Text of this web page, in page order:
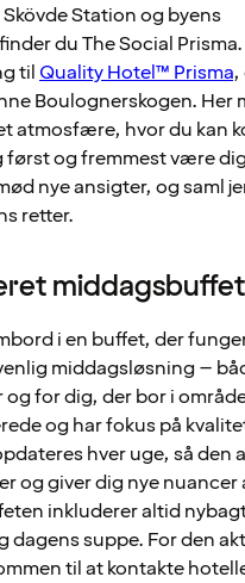
Station og byens
du The Social
til Quality Hotel™ Prisma,
Boulognerskogen. Her
atmosfære, hvor du kan
og fremmest være dig
nye ansigter, og saml
retter.
middagsbuffet
i en buffet, der
middagsløsning –
for dig, der bor i
og har fokus på
hver uge, så den
og giver dig nye nuancer
inkluderer altid
dagens suppe. For den
til at kontakte